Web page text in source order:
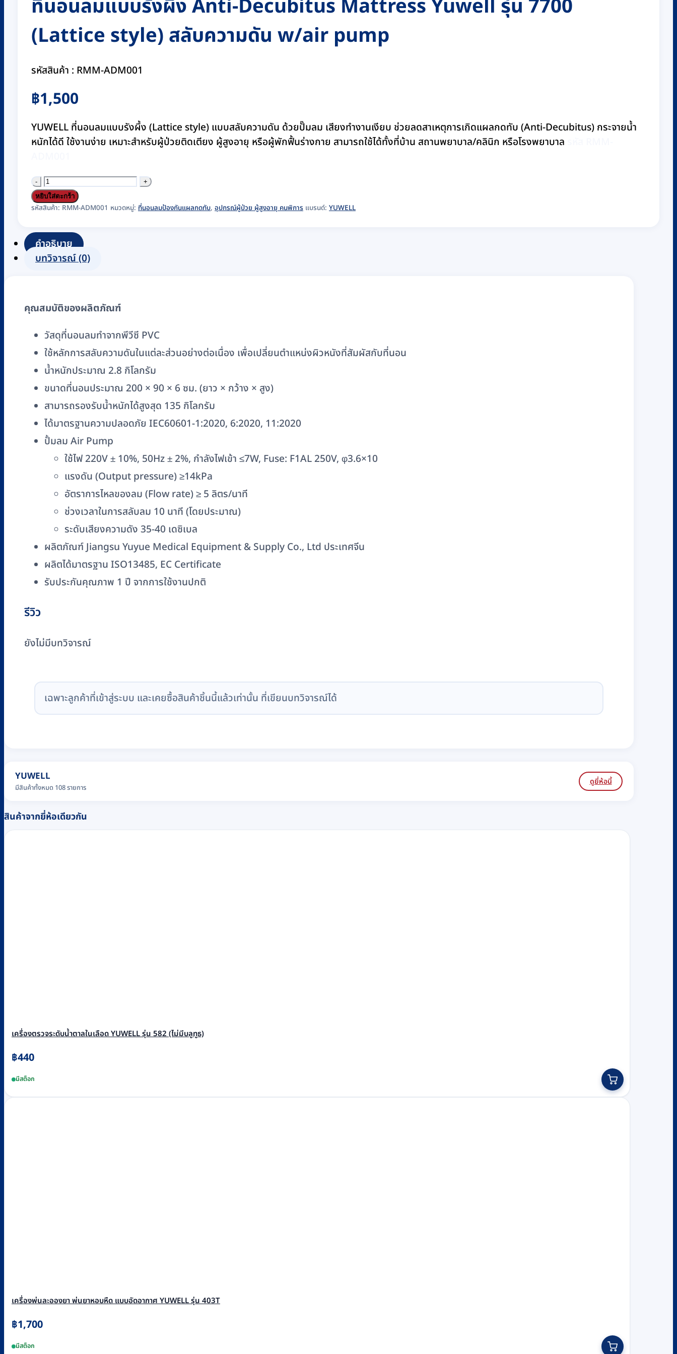
ที่นอนลมแบบรังผึ้ง Anti-Decubitus Mattress Yuwell รุ่น 7700
(Lattice style) สลับความดัน w/air pump
รหัสสินค้า : RMM-ADM001
฿1,500
YUWELL ที่นอนลมแบบรังผึ้ง (Lattice style) แบบสลับความดัน ด้วยปั๊มลม เสียงทำงานเงียบ ช่วยลดสาเหตุการเกิดแผลกดทับ (Anti-Decubitus) กระจายน้ำ
หนักได้ดี ใช้งานง่าย เหมาะสำหรับผู้ป่วยติดเตียง ผู้สูงอายุ หรือผู้พักฟื้นร่างกาย สามารถใช้ได้ทั้งที่บ้าน สถานพยาบาล/คลินิก หรือโรงพยาบาล
จำนวน
ที่นอน
ลม
รัง
ผึ้ง
Yuwell
7700
(Lattice
style)
สลับ
ความ
ดัน
w/air
pump
ชิ้น
หยิบใส่ตะกร้า
รหัสสินค้า: RMM-ADM001 หมวดหมู่: ที่นอนลมป้องกันแผลกดทับ, อุปกรณ์ผู้ป่วย ผู้สูงอายุ คนพิการ แบรนด์: YUWELL
คำอธิบาย
บทวิจารณ์ (0)
คุณสมบัติของผลิตภัณฑ์
วัสดุที่นอนลมทำจากพีวีซี PVC
ใช้หลักการสลับความดันในแต่ละส่วนอย่างต่อเนื่อง เพื่อเปลี่ยนตำแหน่งผิวหนังที่สัมผัสกับที่นอน
น้ำหนักประมาณ 2.8 กิโลกรัม
ขนาดที่นอนประมาณ 200 × 90 × 6 ซม. (ยาว × กว้าง × สูง)
สามารถรองรับน้ำหนักได้สูงสุด 135 กิโลกรัม
ได้มาตรฐานความปลอดภัย IEC60601-1:2020, 6:2020, 11:2020
ปั้มลม Air Pump
ใช้ไฟ 220V ± 10%, 50Hz ± 2%, กำลังไฟเข้า ≤7W, Fuse: F1AL 250V, φ3.6×10
แรงดัน (Output pressure) ≥14kPa
อัตราการไหลของลม (Flow rate) ≥ 5 ลิตร/นาที
ช่วงเวลาในการสลับลม 10 นาที (โดยประมาณ)
ระดับเสียงความดัง 35-40 เดซิเบล
ผลิตภัณฑ์ Jiangsu Yuyue Medical Equipment & Supply Co., Ltd ประเทศจีน
ผลิตได้มาตรฐาน ISO13485, EC Certificate
รับประกันคุณภาพ 1 ปี จากการใช้งานปกติ
รีวิว
ยังไม่มีบทวิจารณ์
เฉพาะลูกค้าที่เข้าสู่ระบบ และเคยซื้อสินค้าชิ้นนี้แล้วเท่านั้น ที่เขียนบทวิจารณ์ได้
YUWELL
มีสินค้าทั้งหมด 108 รายการ
ดูยี่ห้อนี้
สินค้าจากยี่ห้อเดียวกัน
เครื่องตรวจระดับน้ำตาลในเลือด YUWELL รุ่น 582 (ไม่มีบลูทูธ)
฿440
มีสต็อก
เครื่องพ่นละอองยา พ่นยาหอบหืด แบบอัดอากาศ YUWELL รุ่น 403T
฿1,700
มีสต็อก